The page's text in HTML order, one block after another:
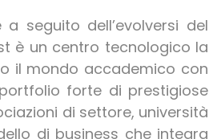
seguito dell’evolversi del
è un centro tecnologico la
il mondo accademico con
forte di prestigiose
di settore, università
di business che integra